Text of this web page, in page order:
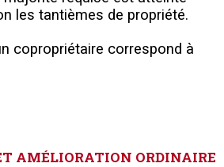
les tantièmes de propriété.
copropriétaire correspond à
AMÉLIORATION ORDINAIRE